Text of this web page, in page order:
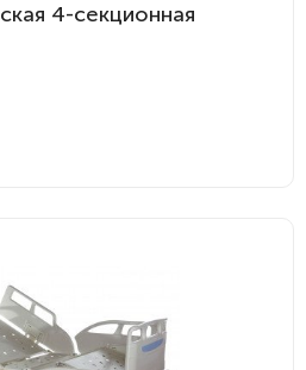
4-секционная